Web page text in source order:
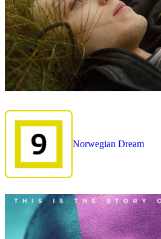
Norwegian Dream